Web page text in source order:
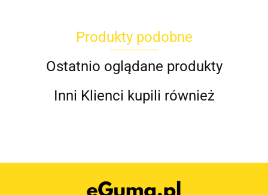
Produkty podobne
Ostatnio oglądane produkty
Inni Klienci kupili również